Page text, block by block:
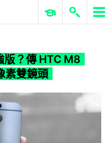
ERP 與商業 AI
？傳 HTC M8
素雙鏡頭